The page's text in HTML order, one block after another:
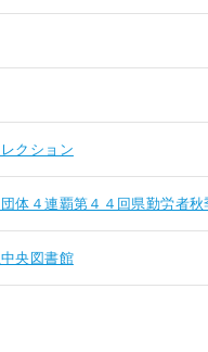
クション
体４連覇第４４回県勤労者
央図書館